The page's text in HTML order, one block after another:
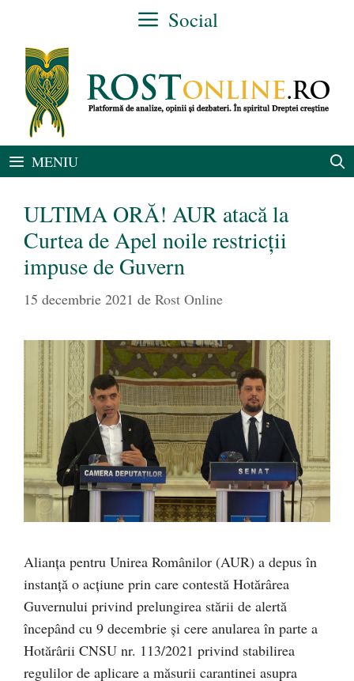
conținut
Social
MENIU
ULTIMA ORĂ! AUR atacă la
Curtea de Apel noile restricții
impuse de Guvern
15 decembrie 2021 de Rost Online
Alianța pentru Unirea Românilor (AUR) a depus în
instanță o acţiune prin care contestă Hotărârea
Guvernului privind prelungirea stării de alertă
începând cu 9 decembrie și cere anularea în parte a
Hotărârii CNSU nr. 113/2021 privind stabilirea
regulilor de aplicare a măsurii carantinei asupra